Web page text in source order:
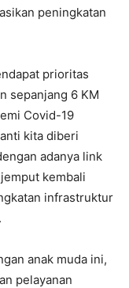
peningkatan
prioritas
sepanjang 6 KM
Covid-19
kita diberi
adanya link
kembali
infrastruktur
anak muda ini,
pelayanan